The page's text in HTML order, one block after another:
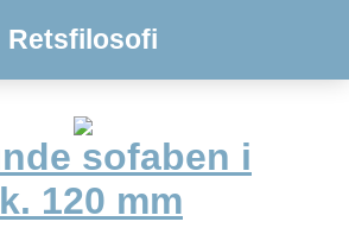
Retsfilosofi
sofaben i
120 mm